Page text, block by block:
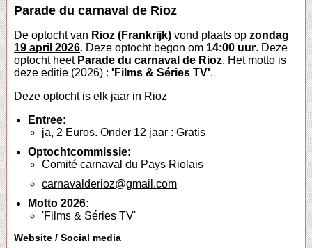
Parade du carnaval de Rioz
De optocht van Rioz (Frankrijk) vond plaats op zondag
19 april 2026. Deze optocht begon om 14:00 uur. Deze
optocht heet Parade du carnaval de Rioz. Het motto is
deze editie (2026) : 'Films & Séries TV'.
Deze optocht is elk jaar in Rioz
Entree:
ja, 2 Euros. Onder 12 jaar : Gratis
Optochtcommissie:
Comité carnaval du Pays Riolais
carnavalderioz@gmail.com
Motto 2026:
'Films & Séries TV'
Website / Social media